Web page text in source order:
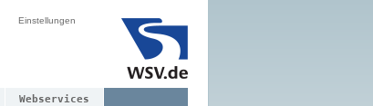
Einstellungen
Webservices